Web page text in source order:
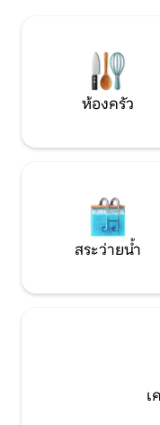
คุณ! อพาร์ทเมนท์แห่ง
Calle Huamantanga
ห้องครัว
สระว่ายน้ำ
เ